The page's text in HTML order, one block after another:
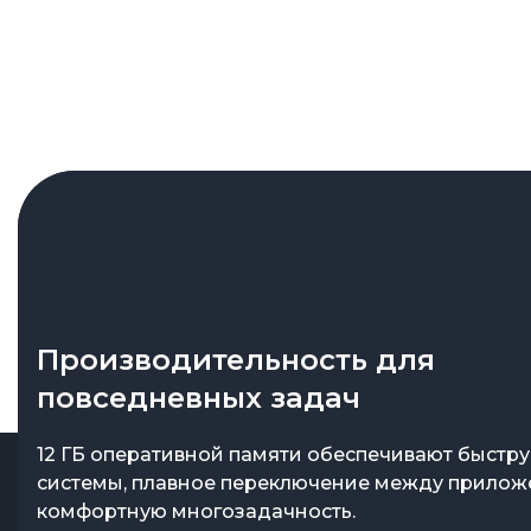
Премиальный внешний вид
дизайном с мягким золотистым оттенком.
выглядит дорого и подходит пользователям,
ценят стиль в деталях.
Производительность для
повседневных задач
12 ГБ оперативной памяти обеспечивают
системы, плавное переключение между
комфортную многозадачность.